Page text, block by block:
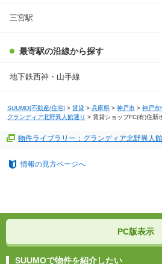
三宮駅
最寄駅の沿線から探す
地下鉄西神・山手線
SUUMO[不動産/住宅] > 賃貸 > 兵庫県 > 神戸市 > 神戸市
グランディア北野異人館通り > 賃貸ショップFC(有)住新
物件ライブラリー：グランディア北野異人
情報の見方ページへ
PC版表示
SUUMOで物件を紹介したい